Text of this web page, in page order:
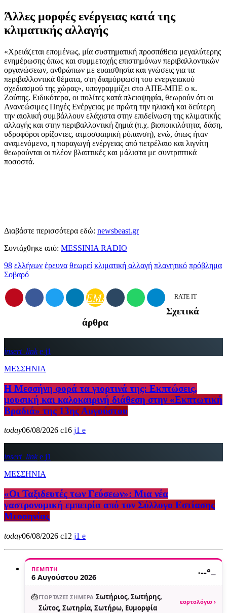
Άλλες μορφές ενέργειας κατά της
κλιματικής αλλαγής
«Χρειάζεται επομένως, μία συστηματική προσπάθεια μεγαλύτερης
ενημέρωσης όπως και συμμετοχής επιστημόνων περιβαλλοντικών
οργανώσεων, ανθρώπων με ευαισθησία και γνώσεις για τα
περιβαλλοντικά θέματα, στη διαμόρφωση του ενεργειακού
σχεδιασμού της χώρας», υπογραμμίζει στο ΑΠΕ-ΜΠΕ ο κ.
Ζούπης. Ειδικότερα, οι πολίτες κατά πλειοψηφία, θεωρούν ότι οι
Ανανεώσιμες Πηγές Ενέργειας με πρώτη την ηλιακή και δεύτερη
την αιολική συμβάλλουν ελάχιστα στην επιδείνωση της κλιματικής
αλλαγής και στην περιβαλλοντική ζημιά (π.χ. βιοποικιλότητα, δάση,
υδροφόροι ορίζοντες, ατμοσφαιρική ρύπανση), ενώ, όπως ήταν
αναμενόμενο, η παραγωγή ενέργειας από πετρέλαιο και λιγνίτη
θεωρούνται οι πλέον βλαπτικές και μάλιστα με συντριπτικά
ποσοστά.
Διαβάστε περισσότερα εδώ: newsbeast.gr
Συντάχθηκε από: MESSINIA RADIO
98 ελλήνων έρευνα θεωρεί κλιματική αλλαγή πλανητικό πρόβλημα
Σοβαρό
EMAIL RATE IT
Σχετικά
άρθρα
insert_link
1
ΜΕΣΣΗΝΙΑ
Η Μεσσήνη φορά τα γιορτινά της: Εκπτώσεις,
μουσική και καλοκαιρινή διάθεση στην «Εκπτωτική
Βραδιά» της 13ης Αυγούστου
today06/08/2026 16 1
insert_link
1
ΜΕΣΣΗΝΙΑ
«Οι Ταξιδευτές των Γεύσεων»: Μια νέα
γαστρονομική εμπειρία από τον Σύλλογο Εστίασης
Μεσσηνίας
today06/08/2026 12 1
ΠΈΜΠΤΗ
6 Αυγούστου 2026 ·--°—
🎂ΓΙΟΡΤΆΖΕΙ ΣΉΜΕΡΑ Σωτήριος, Σωτήρης,
Σώτος, Σωτηρία, Σωτήρω, Ευμορφία
εορτολόγιο ›